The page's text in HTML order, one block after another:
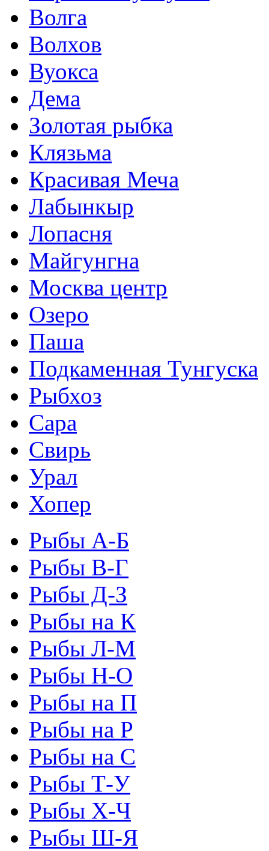
Волга
Волхов
Вуокса
Дема
Золотая рыбка
Клязьма
Красивая Меча
Лабынкыр
Лопасня
Майгунгна
Москва центр
Озеро
Паша
Подкаменная Тунгуска
Рыбхоз
Сара
Свирь
Урал
Хопер
Рыбы А-Б
Рыбы В-Г
Рыбы Д-З
Рыбы на К
Рыбы Л-М
Рыбы Н-О
Рыбы на П
Рыбы на Р
Рыбы на С
Рыбы Т-У
Рыбы Х-Ч
Рыбы Ш-Я